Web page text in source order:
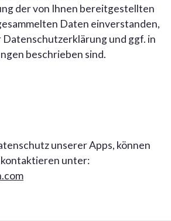
der von Ihnen bereitgestellten
Daten einverstanden,
Datenschutzerklärung und ggf. in
beschrieben sind.
unserer Apps, können
kontaktieren unter: